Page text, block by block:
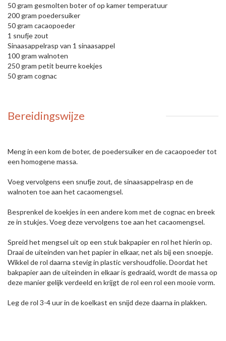
50 gram gesmolten boter of op kamer temperatuur
200 gram poedersuiker
50 gram cacaopoeder
1 snufje zout
Sinaasappelrasp van 1 sinaasappel
100 gram walnoten
250 gram petit beurre koekjes
50 gram cognac
Bereidingswijze
Meng in een kom de boter, de poedersuiker en de cacaopoeder tot
een homogene massa.
Voeg vervolgens een snufje zout, de sinaasappelrasp en de
walnoten toe aan het cacaomengsel.
Besprenkel de koekjes in een andere kom met de cognac en breek
ze in stukjes. Voeg deze vervolgens toe aan het cacaomengsel.
Spreid het mengsel uit op een stuk bakpapier en rol het hierin op.
Draai de uiteinden van het papier in elkaar, net als bij een snoepje.
Wikkel de rol daarna stevig in plastic vershoudfolie. Doordat het
bakpapier aan de uiteinden in elkaar is gedraaid, wordt de massa op
deze manier gelijk verdeeld en krijgt de rol een rol een mooie vorm.
Leg de rol 3-4 uur in de koelkast en snijd deze daarna in plakken.